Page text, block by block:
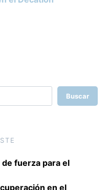
Buscar
fuerza para el
en el